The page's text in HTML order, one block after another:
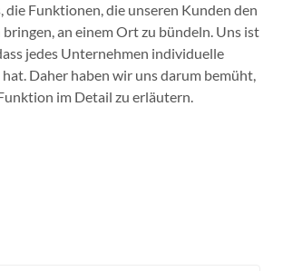
die Funktionen, die unseren Kunden den
an einem Ort zu bündeln. Uns ist
jedes Unternehmen individuelle
Daher haben wir uns darum bemüht,
im Detail zu erläutern.